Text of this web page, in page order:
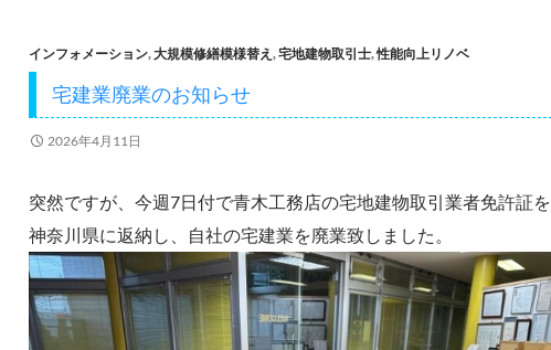
o
o
k
インフォメーション,大規模修繕模様替え ,宅地建物取引士,性能向上リノベ
宅建業廃業のお知らせ
2026年4月11日
突然ですが、今週7日付で青木工務店の宅地建物取引業者免許証を
神奈川県に返納し、自社の宅建業を廃業致しました。